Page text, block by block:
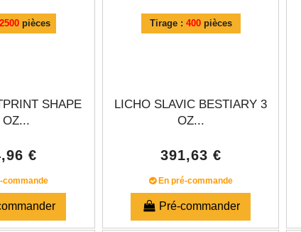
2500pièces
SHAPE
OZ...
€
commande
Tirage : 400pièces
LICHO SLAVIC BESTIARY 3
OZ...
391,63 €
En pré-commande
Pré-commander